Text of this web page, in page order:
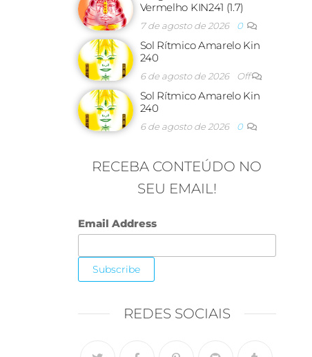
Vermelho KIN241 (1.7)
7 de agosto de 2026 0
Sol Rítmico Amarelo Kin
240
6 de agosto de 2026 Off
Sol Rítmico Amarelo Kin
240
6 de agosto de 2026 0
RECEBA CONTEÚDO NO
SEU EMAIL!
Email Address
REDES SOCIAIS